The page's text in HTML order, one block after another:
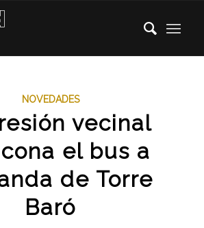
NOVEDADES
vecinal
el bus a
de Torre
Baró